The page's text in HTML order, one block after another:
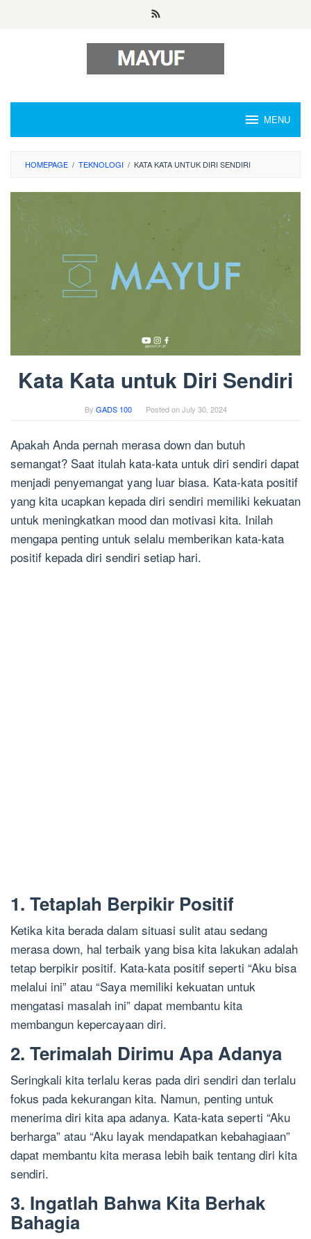
MENU
HOMEPAGE / TEKNOLOGI / KATA KATA UNTUK DIRI SENDIRI
Kata Kata untuk Diri Sendiri
By GADS 100 Posted onJuly 30, 2024
Apakah Anda pernah merasa down dan butuh
semangat? Saat itulah kata-kata untuk diri sendiri dapat
menjadi penyemangat yang luar biasa. Kata-kata positif
yang kita ucapkan kepada diri sendiri memiliki kekuatan
untuk meningkatkan mood dan motivasi kita. Inilah
mengapa penting untuk selalu memberikan kata-kata
positif kepada diri sendiri setiap hari.
1. Tetaplah Berpikir Positif
Ketika kita berada dalam situasi sulit atau sedang
merasa down, hal terbaik yang bisa kita lakukan adalah
tetap berpikir positif. Kata-kata positif seperti “Aku bisa
melalui ini” atau “Saya memiliki kekuatan untuk
mengatasi masalah ini” dapat membantu kita
membangun kepercayaan diri.
2. Terimalah Dirimu Apa Adanya
Seringkali kita terlalu keras pada diri sendiri dan terlalu
fokus pada kekurangan kita. Namun, penting untuk
menerima diri kita apa adanya. Kata-kata seperti “Aku
berharga” atau “Aku layak mendapatkan kebahagiaan”
dapat membantu kita merasa lebih baik tentang diri kita
sendiri.
3. Ingatlah Bahwa Kita Berhak
Bahagia